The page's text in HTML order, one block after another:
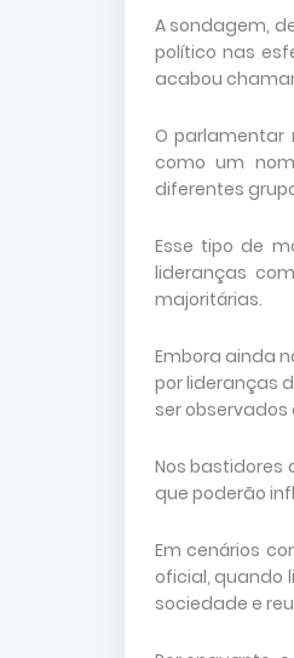
A sondagem,
político nas
acabou
O
como um
diferentes
Esse tipo de
lideranças
majoritárias.
Embora ainda
por lideranças
ser
Nos bastidores
que poderão
Em cenários
oficial, quando
sociedade e